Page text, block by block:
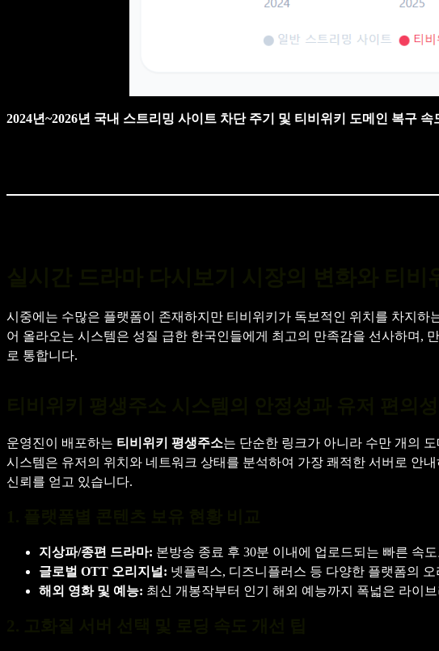
2024년~2026년 국내 스트리밍 사이트 차단 주기 및 티비위키 도메인 복구
시중에는 수많은 플랫폼이 존재하지만 티비위키가 독보적인 위치를 차지
어 올라오는 시스템은 성질 급한 한국인들에게 최고의 만족감을 선사하며,
로 통합니다.
운영진이 배포하는 티비위키 평생주소는 단순한 링크가 아니라 수만 개의
시스템은 유저의 위치와 네트워크 상태를 분석하여 가장 쾌적한 서버로 안
신뢰를 얻고 있습니다.
지상파/종편 드라마: 본방송 종료 후 30분 이내에 업로드되는 빠른 속도
글로벌 OTT 오리지널: 넷플릭스, 디즈니플러스 등 다양한 플랫폼의
해외 영화 및 예능: 최신 개봉작부터 인기 해외 예능까지 폭넓은 라이